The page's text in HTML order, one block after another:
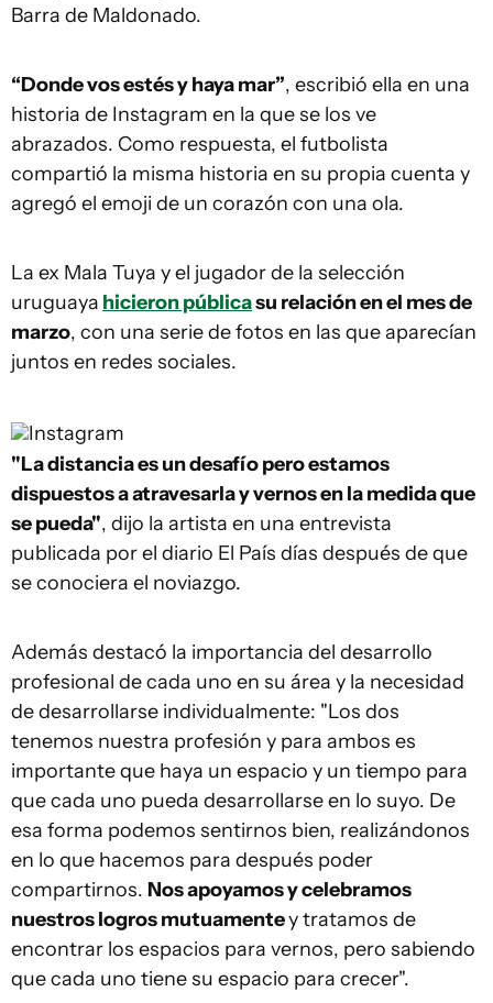
Barra de Maldonado.
“Donde vos estés y haya mar”, escribió ella en una
historia de Instagram en la que se los ve
abrazados. Como respuesta, el futbolista
compartió la misma historia en su propia cuenta y
agregó el emoji de un corazón con una ola.
La ex Mala Tuya y el jugador de la selección
uruguaya hicieron públicasu relación en el mes de
marzo, con una serie de fotos en las que aparecían
juntos en redes sociales.
Instagram
"La distancia es un desafío pero estamos
dispuestos a atravesarla y vernos en la medida que
se pueda", dijo la artista en una entrevista
publicada por el diario El País días después de que
se conociera el noviazgo.
Además destacó la importancia del desarrollo
profesional de cada uno en su área y la necesidad
de desarrollarse individualmente: "Los dos
tenemos nuestra profesión y para ambos es
importante que haya un espacio y un tiempo para
que cada uno pueda desarrollarse en lo suyo. De
esa forma podemos sentirnos bien, realizándonos
en lo que hacemos para después poder
compartirnos. Nos apoyamos y celebramos
nuestros logros mutuamentey tratamos de
encontrar los espacios para vernos, pero sabiendo
que cada uno tiene su espacio para crecer".